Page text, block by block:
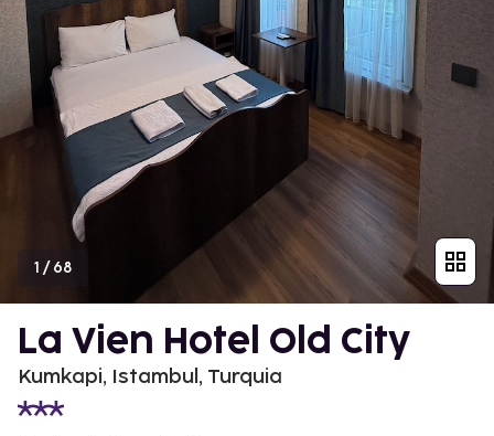
1 /68
La Vien Hotel Old City
Kumkapi, Istambul, Turquia